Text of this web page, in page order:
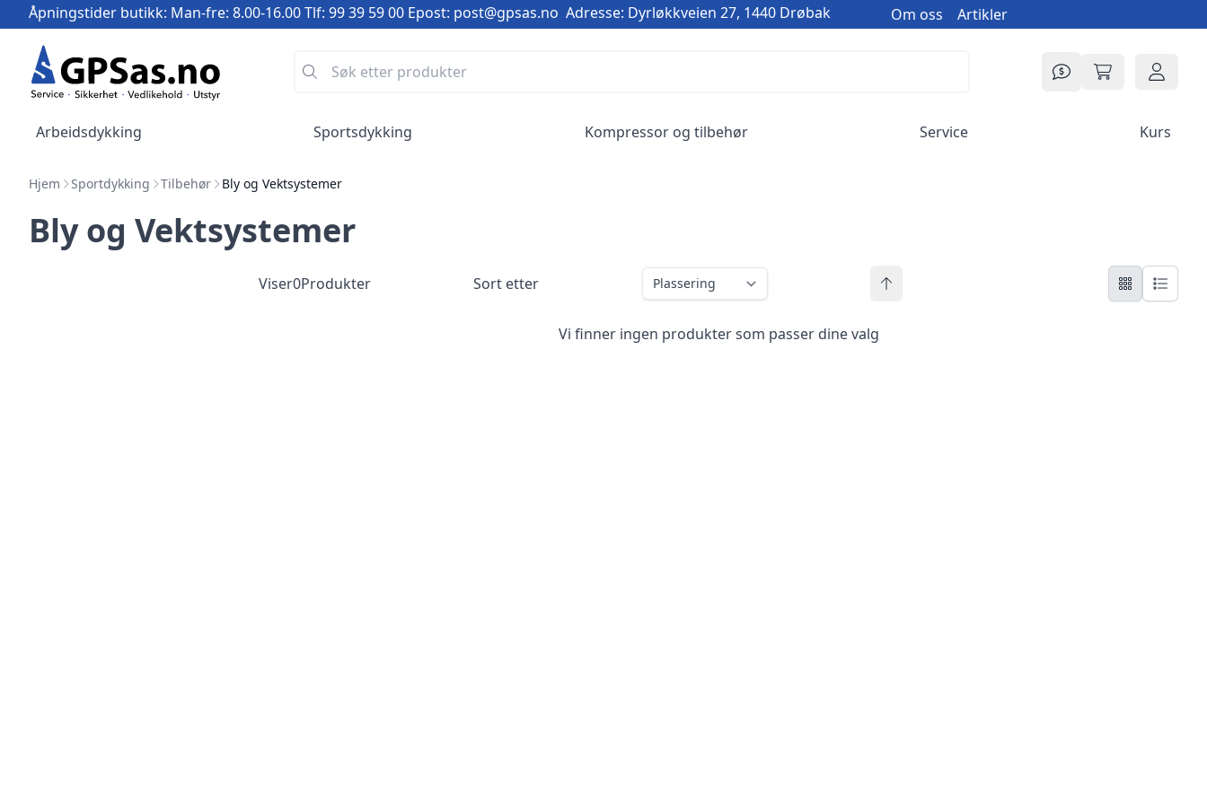
Åpningstider butikk: Man-fre: 8.00-16.00 Tlf: 99 39 59 00 Epost: post@gpsas.no Adresse: Dyrløkkveien 27, 1440 Drøbak Om oss Artikler
Prisforespørsel
Min Logg in
Arbeidsdykking Sportsdykking Kompressor og tilbehør Service Kurs
Hjem Sportdykking Tilbehør Bly og Vektsystemer
Bly og Vektsystemer
Viser0Produkter Sort etter
Vi finner ingen produkter som passer dine valg